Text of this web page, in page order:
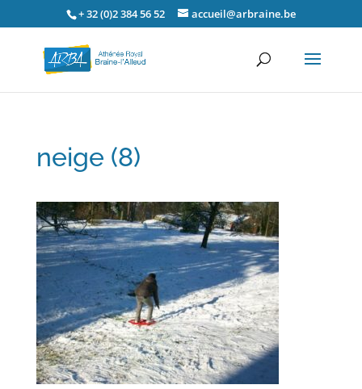
+ 32 (0)2 384 56 52 accueil@arbraine.be
neige (8)